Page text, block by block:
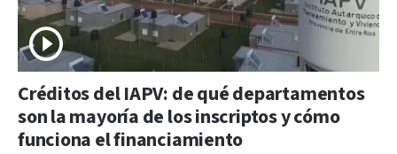
Créditos del IAPV: de qué departamentos
son la mayoría de los inscriptos y cómo
funciona el financiamiento